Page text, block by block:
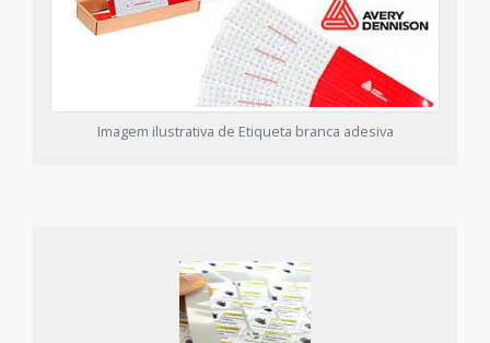
Imagem ilustrativa de Etiqueta branca adesiva